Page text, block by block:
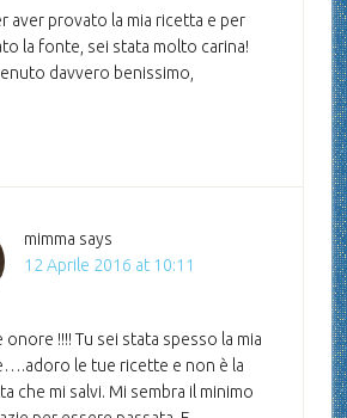
aver provato la mia ricetta e per
la fonte, sei stata molto carina!
davvero benissimo,
mimma says
12 Aprile 2016 at 10:11
!!!! Tu sei stata spesso la mia
le tue ricette e non è la
che mi salvi. Mi sembra il minimo